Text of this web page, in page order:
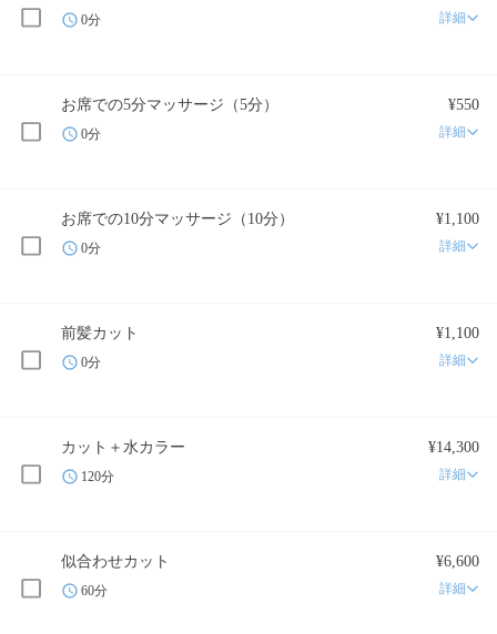
0分 詳細
お席での5分マッサージ（5分） ¥550
0分 詳細
お席での10分マッサージ（10分） ¥1,100
0分 詳細
前髪カット ¥1,100
0分 詳細
カット＋水カラー ¥14,300
120分 詳細
似合わせカット ¥6,600
60分 詳細